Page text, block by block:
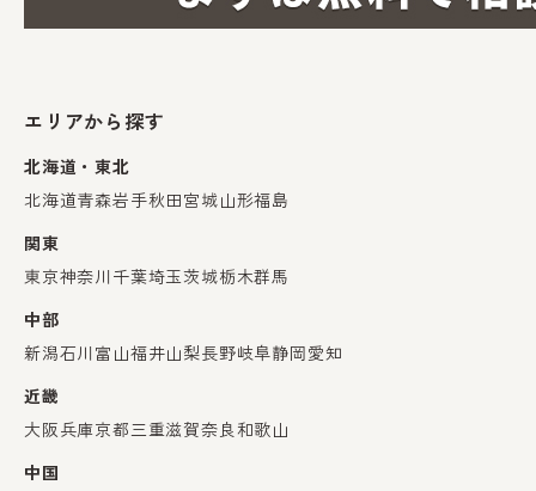
エリアから探す
北海道・東北
北海道青森岩手秋田宮城山形福島
関東
東京神奈川 千葉埼玉茨城栃木群馬
中部
新潟石川 富山福井山梨長野岐阜静岡愛知
近畿
大阪兵庫京都三重滋賀奈良和歌山
中国